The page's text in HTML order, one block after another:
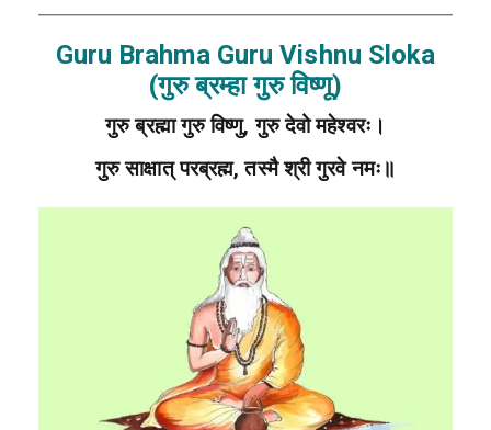
Guru Brahma Guru Vishnu Sloka
(गुरु ब्रम्हा गुरु विष्णू)
गुरु ब्रह्मा गुरु विष्णु, गुरु देवो महेश्वरः।
गुरु साक्षात् परब्रह्म, तस्मै श्री गुरवे नमः॥